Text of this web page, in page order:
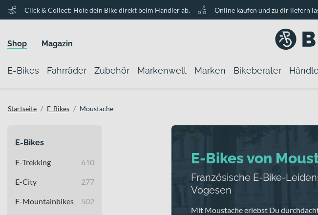
Click & Collect: Hole dein Bike direkt beim Händler ab. Online kaufen und zu dir liefern
Shop Magazin
E-Bikes Fahrräder Zubehör Markenwelt Marken Bikeberater
Startseite E-Bikes Moustache
E-Bikes
E-Trekking 610
E-City 277
E-Mountainbikes 502
E-Bikes von
Französische E-Bike-
Vogesen
Mit Moustache erlebst Du